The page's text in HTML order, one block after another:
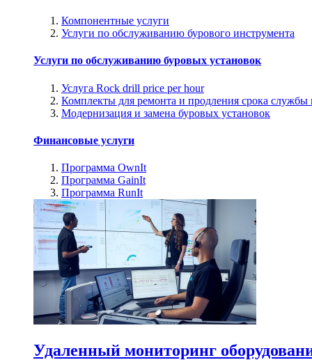
Компонентные услуги
Услуги по обслуживанию бурового инструмента
Услуги по обслуживанию буровых установок
Услуга Rock drill price per hour
Комплекты для ремонта и продления срока службы
Модернизация и замена буровых установок
Финансовые услуги
Программа OwnIt
Программа GainIt
Программа RunIt
Удаленный мониторинг